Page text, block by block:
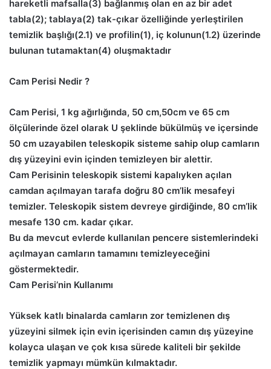
hareketli mafsalla(3) bağlanmış olan en az bir adet
tabla(2); tablaya(2) tak-çıkar özelliğinde yerleştirilen
temizlik başlığı(2.1) ve profilin(1), iç kolunun(1.2) üzerinde
bulunan tutamaktan(4) oluşmaktadır
Cam Perisi Nedir ?
Cam Perisi, 1 kg ağırlığında, 50 cm,50cm ve 65 cm
ölçülerinde özel olarak U şeklinde bükülmüş ve içersinde
50 cm uzayabilen teleskopik sisteme sahip olup camların
dış yüzeyini evin içinden temizleyen bir alettir.
Cam Perisinin teleskopik sistemi kapalıyken açılan
camdan açılmayan tarafa doğru 80 cm’lik mesafeyi
temizler. Teleskopik sistem devreye girdiğinde, 80 cm’lik
mesafe 130 cm. kadar çıkar.
Bu da mevcut evlerde kullanılan pencere sistemlerindeki
açılmayan camların tamamını temizleyeceğini
göstermektedir.
Cam Perisi’nin Kullanımı
Yüksek katlı binalarda camların zor temizlenen dış
yüzeyini silmek için evin içerisinden camın dış yüzeyine
kolayca ulaşan ve çok kısa sürede kaliteli bir şekilde
temizlik yapmayı mümkün kılmaktadır.